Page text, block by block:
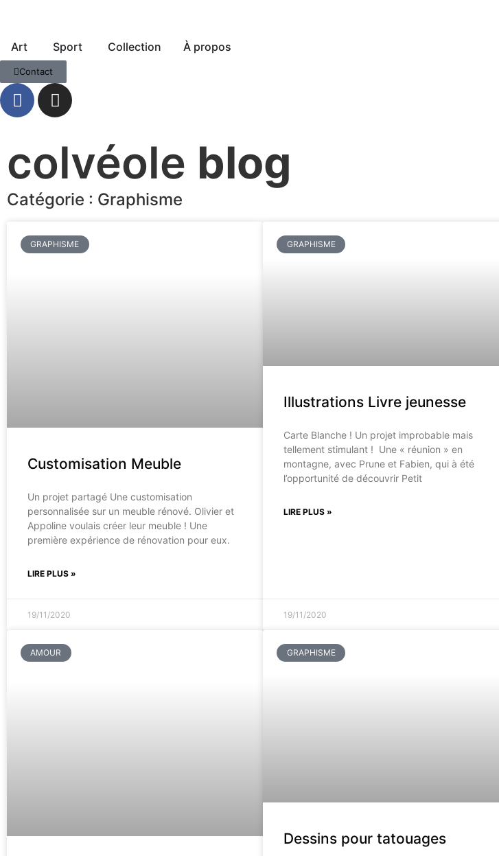
Art Sport Collection À propos
Contact
colvéole blog
Catégorie : Graphisme
GRAPHISME
Customisation Meuble
Un projet partagé Une customisation
personnalisée sur un meuble rénové. Olivier et
Appoline voulais créer leur meuble ! Une
première expérience de rénovation pour eux.
LIRE PLUS »
19/11/2020
GRAPHISME
Illustrations Livre jeunesse
Carte Blanche ! Un projet improbable mais
tellement stimulant ! Une « réunion » en
montagne, avec Prune et Fabien, qui à été
l’opportunité de découvrir Petit
LIRE PLUS »
19/11/2020
AMOUR GRAPHISME
Dessins pour tatouages